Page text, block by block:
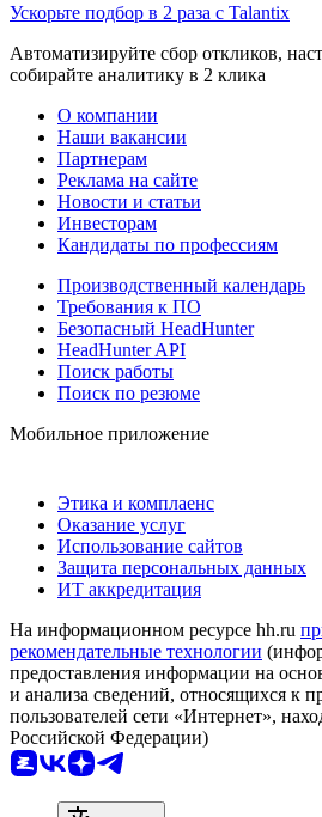
Ускорьте подбор в 2 раза с Talantix
Автоматизируйте сбор откликов,
собирайте аналитику в 2 клика
О компании
Наши вакансии
Партнерам
Реклама на сайте
Новости и статьи
Инвесторам
Кандидаты по профессиям
Производственный календарь
Требования к ПО
Безопасный HeadHunter
HeadHunter API
Поиск работы
Поиск по резюме
Мобильное приложение
Этика и комплаенс
Оказание услуг
Использование сайтов
Защита персональных данных
ИТ аккредитация
На информационном ресурсе hh.ru
рекомендательные технологии
предоставления информации на
и анализа сведений, относящихся к
пользователей сети «Интернет»,
Российской Федерации)